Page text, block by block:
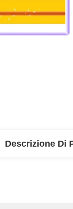
Descrizione Di